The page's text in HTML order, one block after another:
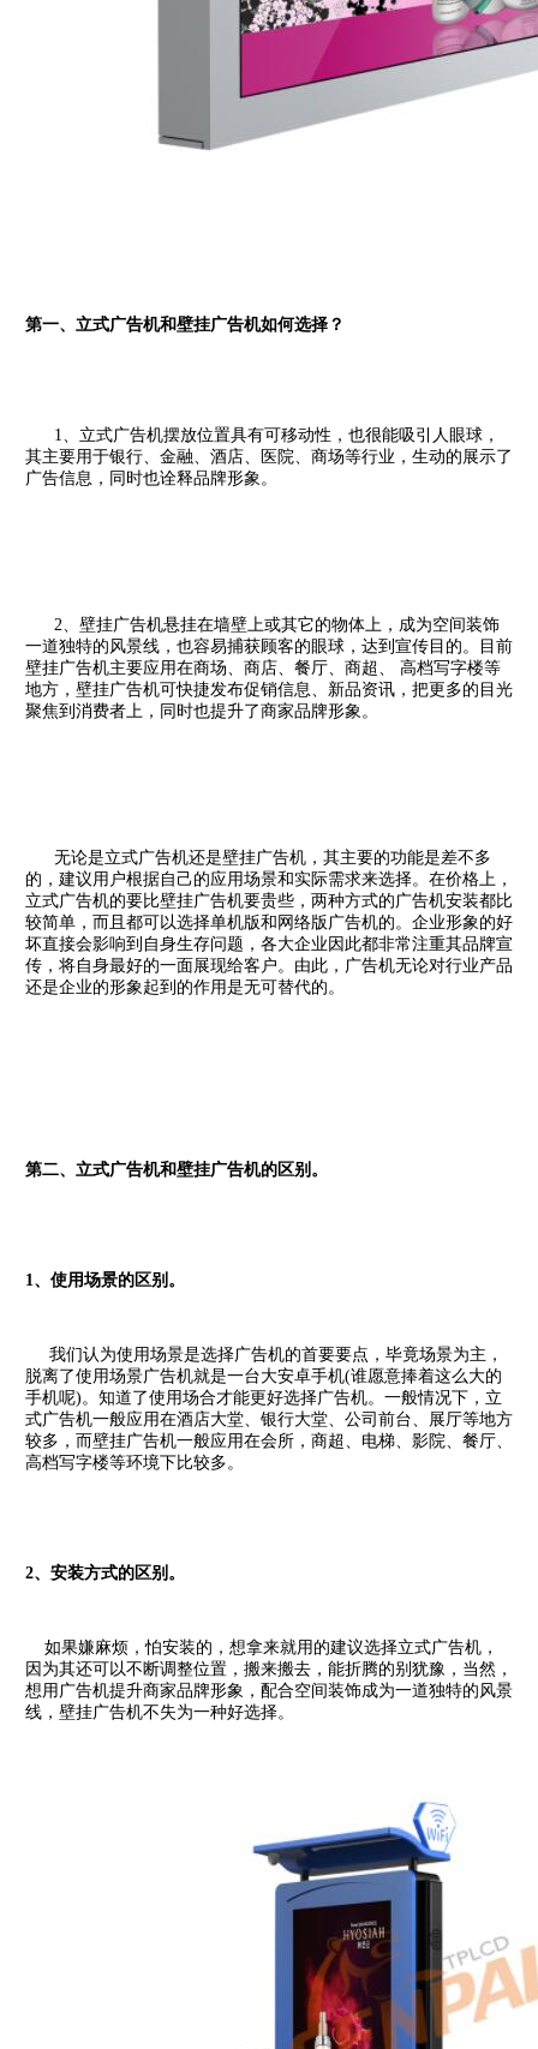
第一、立式广告机和壁挂广告机如何选择？
1、立式广告机摆放位置具有可移动性，也很能吸引人眼球，
其主要用于银行、金融、酒店、医院、商场等行业，生动的展示了
广告信息，同时也诠释品牌形象。
2、壁挂广告机悬挂在墙壁上或其它的物体上，成为空间装饰
一道独特的风景线，也容易捕获顾客的眼球，达到宣传目的。目前
壁挂广告机主要应用在商场、商店、餐厅、商超、 高档写字楼等
地方，壁挂广告机可快捷发布促销信息、新品资讯，把更多的目光
聚焦到消费者上，同时也提升了商家品牌形象。
无论是立式广告机还是壁挂广告机，其主要的功能是差不多
的，建议用户根据自己的应用场景和实际需求来选择。在价格上，
立式广告机的要比壁挂广告机要贵些，两种方式的广告机安装都比
较简单，而且都可以选择单机版和网络版广告机的。企业形象的好
坏直接会影响到自身生存问题，各大企业因此都非常注重其品牌宣
传，将自身最好的一面展现给客户。由此，广告机无论对行业产品
还是企业的形象起到的作用是无可替代的。
第二、立式广告机和壁挂广告机的区别。
1、使用场景的区别。
我们认为使用场景是选择广告机的首要要点，毕竟场景为主，
脱离了使用场景广告机就是一台大安卓手机(谁愿意捧着这么大的
手机呢)。知道了使用场合才能更好选择广告机。一般情况下，立
式广告机一般应用在酒店大堂、银行大堂、公司前台、展厅等地方
较多，而壁挂广告机一般应用在会所，商超、电梯、影院、餐厅、
高档写字楼等环境下比较多。
2、安装方式的区别。
如果嫌麻烦，怕安装的，想拿来就用的建议选择立式广告机，
因为其还可以不断调整位置，搬来搬去，能折腾的别犹豫，当然，
想用广告机提升商家品牌形象，配合空间装饰成为一道独特的风景
线，壁挂广告机不失为一种好选择。